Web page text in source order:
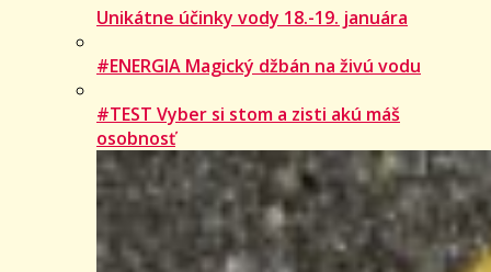
Unikátne účinky vody 18.-19. januára
#ENERGIA Magický džbán na živú vodu
#TEST Vyber si stom a zisti akú máš
osobnosť